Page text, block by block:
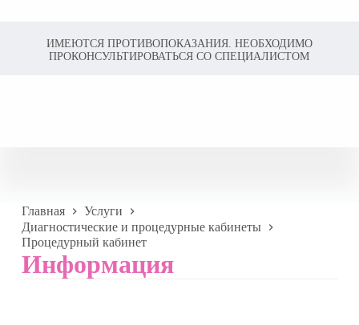
ИМЕЮТСЯ ПРОТИВОПОКАЗАНИЯ. НЕОБХОДИМО
ПРОКОНСУЛЬТИРОВАТЬСЯ СО СПЕЦИАЛИСТОМ
Главная
Услуги
Диагностические и процедурные кабинеты
Процедурный кабинет
Информация